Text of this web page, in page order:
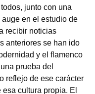
junto con una
en el estudio de
recibir noticias
anteriores se han ido
y el flamenco
prueba del
reflejo de ese carácter
cultura propia. El